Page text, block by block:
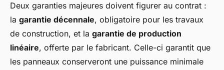
Deux garanties majeures doivent figurer au contrat :
la garantie décennale, obligatoire pour les travaux
de construction, et la garantie de production
linéaire, offerte par le fabricant. Celle-ci garantit que
les panneaux conserveront une puissance minimale